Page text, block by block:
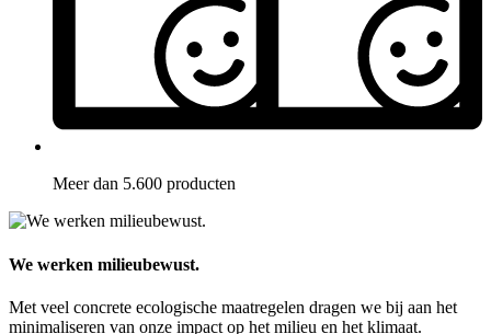
Meer dan 5.600 producten
We werken milieubewust.
Met veel concrete ecologische maatregelen dragen we bij aan het
minimaliseren van onze impact op het milieu en het klimaat.